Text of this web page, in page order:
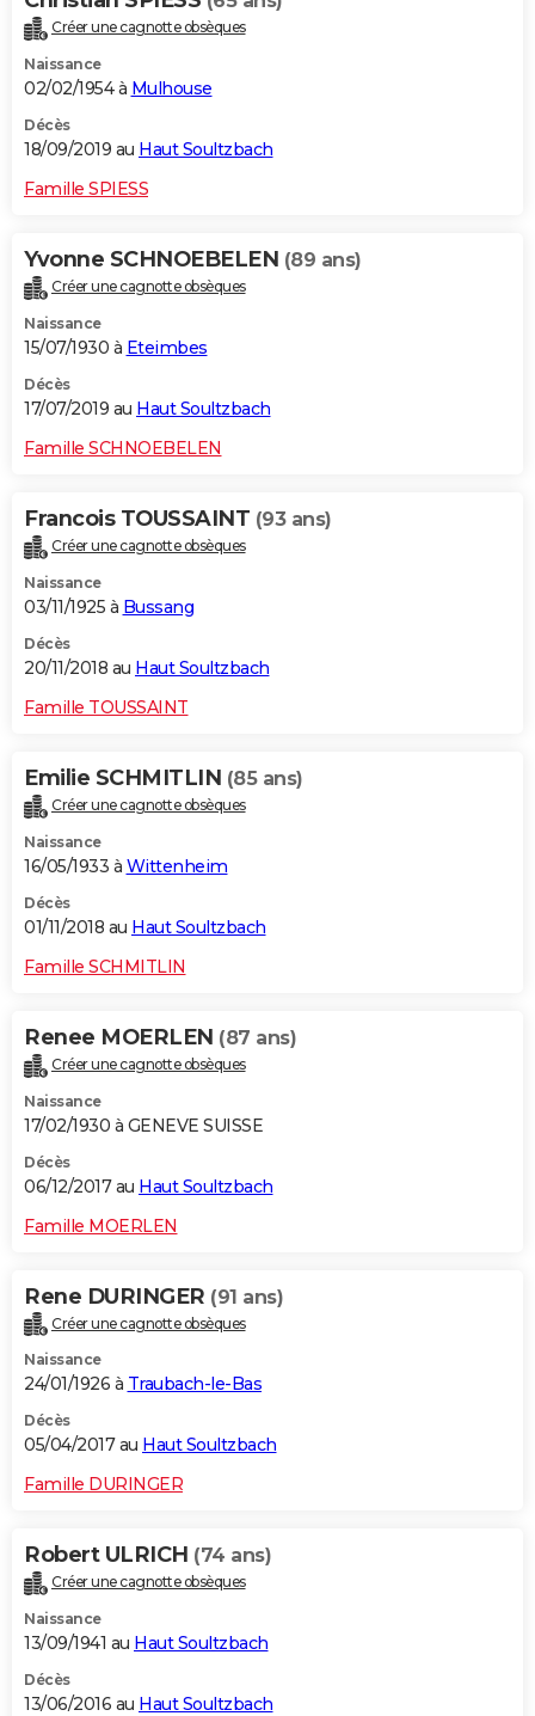
Créer une cagnotte obsèques
Naissance
02/02/1954 à Mulhouse
Décès
18/09/2019 au Haut Soultzbach
Famille SPIESS
Yvonne SCHNOEBELEN (89 ans)
Créer une cagnotte obsèques
Naissance
15/07/1930 à Eteimbes
Décès
17/07/2019 au Haut Soultzbach
Famille SCHNOEBELEN
Francois TOUSSAINT (93 ans)
Créer une cagnotte obsèques
Naissance
03/11/1925 à Bussang
Décès
20/11/2018 au Haut Soultzbach
Famille TOUSSAINT
Emilie SCHMITLIN (85 ans)
Créer une cagnotte obsèques
Naissance
16/05/1933 à Wittenheim
Décès
01/11/2018 au Haut Soultzbach
Famille SCHMITLIN
Renee MOERLEN (87 ans)
Créer une cagnotte obsèques
Naissance
17/02/1930 à GENEVE SUISSE
Décès
06/12/2017 au Haut Soultzbach
Famille MOERLEN
Rene DURINGER (91 ans)
Créer une cagnotte obsèques
Naissance
24/01/1926 à Traubach-le-Bas
Décès
05/04/2017 au Haut Soultzbach
Famille DURINGER
Robert ULRICH (74 ans)
Créer une cagnotte obsèques
Naissance
13/09/1941 au Haut Soultzbach
Décès
13/06/2016 au Haut Soultzbach